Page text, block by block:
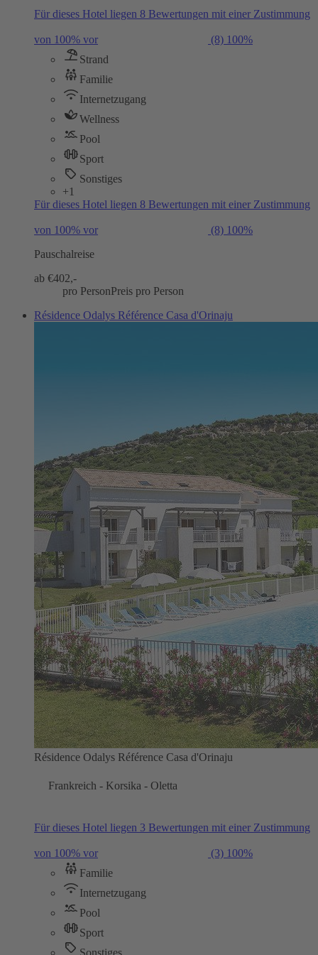
Für dieses Hotel liegen 8 Bewertungen mit einer Zustimmung
von 100% vor (8) 100%
Strand
Familie
Internetzugang
Wellness
Pool
Sport
Sonstiges
+1
Für dieses Hotel liegen 8 Bewertungen mit einer Zustimmung
von 100% vor (8) 100%
Pauschalreise
ab €402,-
pro PersonPreis pro Person
Résidence Odalys Référence Casa d'Orinaju
Résidence Odalys Référence Casa d'Orinaju
Frankreich - Korsika - Oletta
Für dieses Hotel liegen 3 Bewertungen mit einer Zustimmung
von 100% vor (3) 100%
Familie
Internetzugang
Pool
Sport
Sonstiges